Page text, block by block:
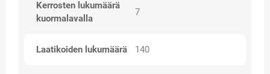
Kerrosten lukumäärä
kuormalavalla
7
Laatikoiden lukumäärä 140